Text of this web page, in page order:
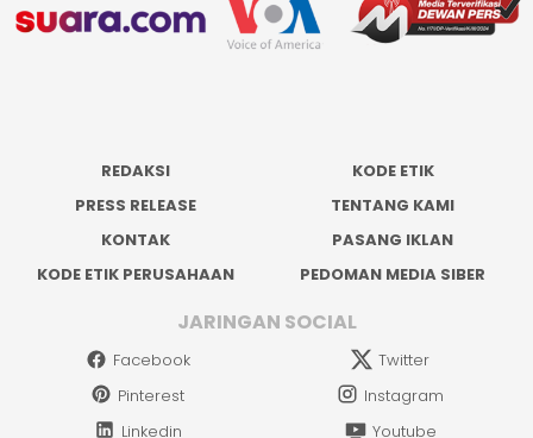
REDAKSI
KODE ETIK
PRESS RELEASE
TENTANG KAMI
KONTAK
PASANG IKLAN
KODE ETIK PERUSAHAAN
PEDOMAN MEDIA SIBER
JARINGAN SOCIAL
Facebook
Twitter
Pinterest
Instagram
Linkedin
Youtube